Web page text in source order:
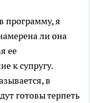
программу, я
ли она
ее
к супругу.
в
готовы терпеть